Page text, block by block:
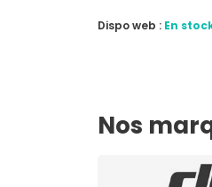
Dispo web : En
Nos